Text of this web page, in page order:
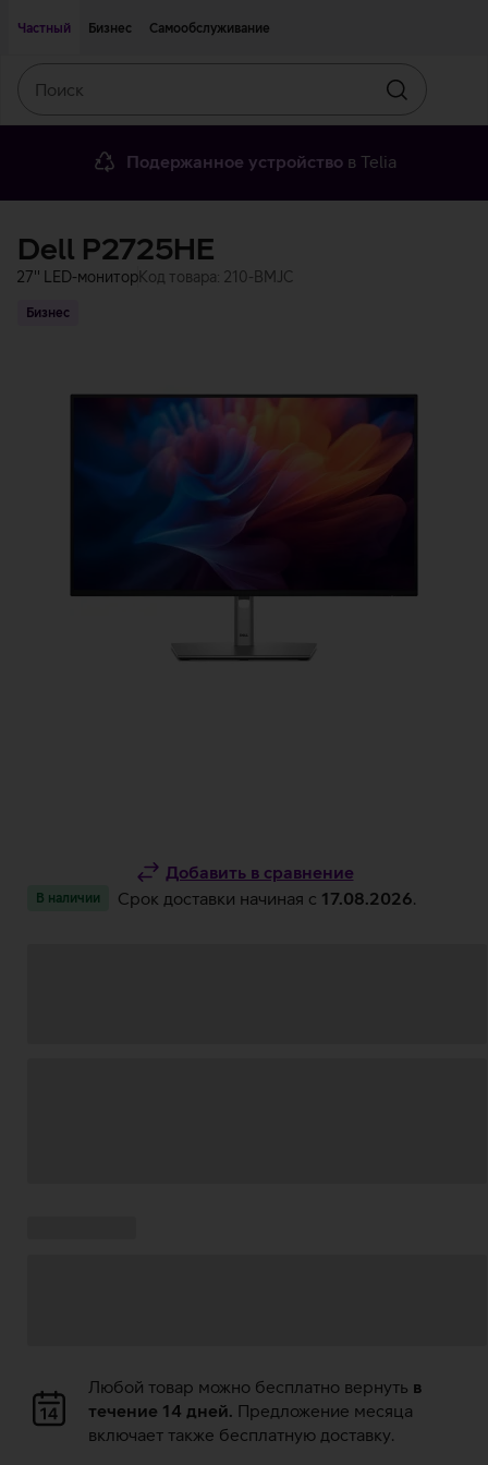
Частный
Бизнес Самообслуживание
Искать
Подержанное устройство в Telia
Dell P2725HE
27'' LED-мониторКод товара: 210-BMJC
Бизнес
Добавить в сравнение
В наличии Срок доставки начиная c 17.08.2026
Загрузка
данных
Любой товар можно бесплатно вернуть в
течение 14 дней. Предложение месяца
включает также бесплатную доставку.